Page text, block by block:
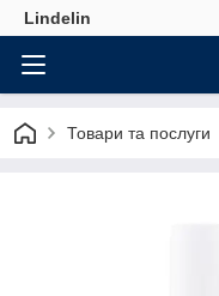
Lindelin
Товари та послуги